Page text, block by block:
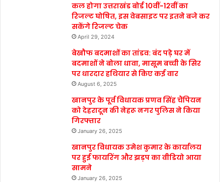
कल होगा उत्तराखंड बोर्ड 10वीं-12वीं का
रिजल्ट घोषित, इस वेबसाइट पर इतने बजे कर
सकेंगे रिजल्ट चेक
April 29, 2024
बेखौफ बदमाशों का तांडव: बंद पड़े घर में
बदमाशों ने बोला धावा, मासूम बच्ची के सिर
पर धारदार हथियार से किए कई वार
August 6, 2025
खानपुर के पूर्व विधायक प्रणव सिंह चैंपियन
को देहरादून की नेहरू नगर पुलिस ने किया
गिरफ्तार
January 26, 2025
खानपुर विधायक उमेश कुमार के कार्यालय
पर हुई फायरिंग और झड़प का वीडियो आया
सामने
January 26, 2025